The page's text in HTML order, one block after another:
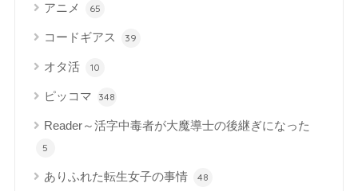
アニメ 65
コードギアス 39
オタ活 10
ピッコマ 348
Reader～活字中毒者が大魔導士の後継ぎになった
5
ありふれた転生女子の事情 48